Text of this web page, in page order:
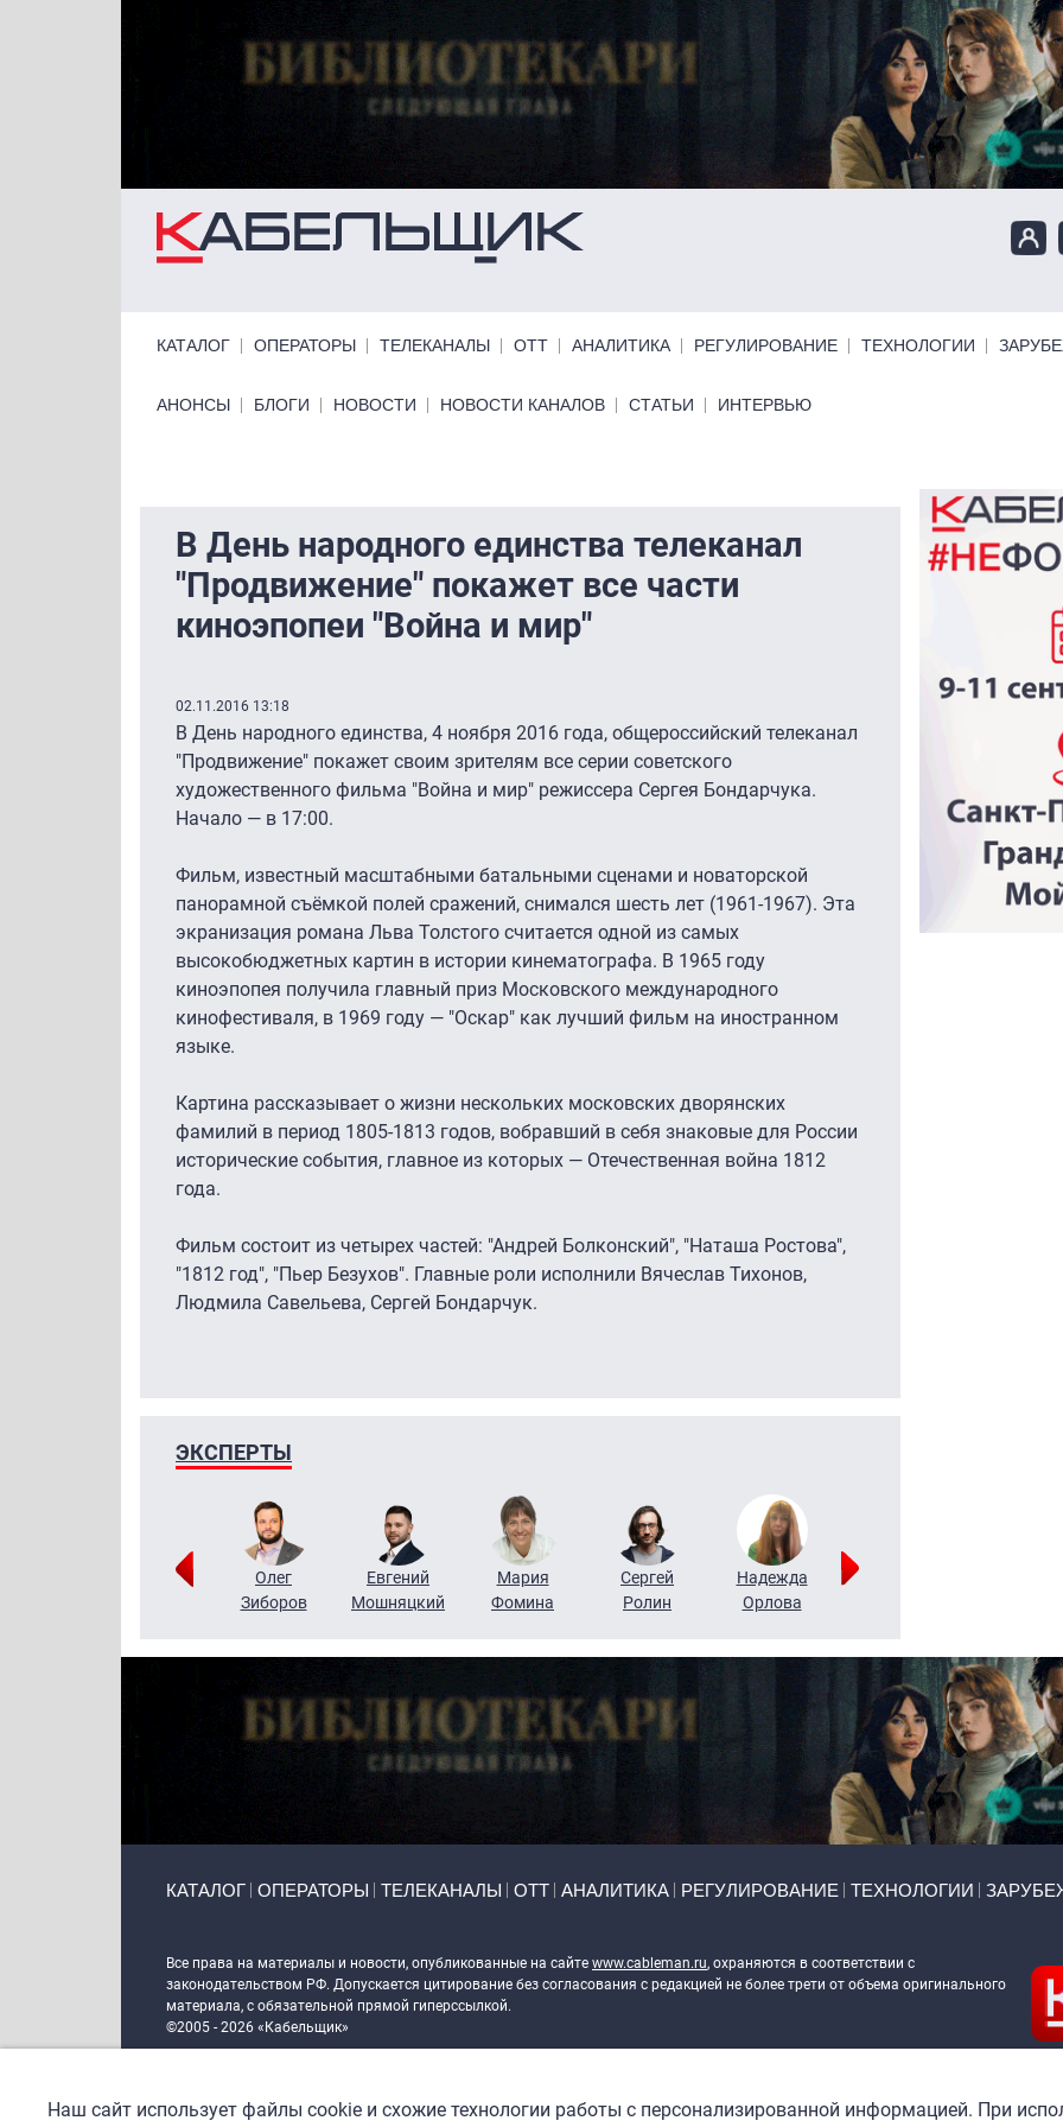
КАТАЛОГ ОПЕРАТОРЫ ТЕЛЕКАНАЛЫ ОТТ АНАЛИТИКА РЕГУЛИРОВАНИЕ ТЕХНОЛОГИИ
Primary links bottom
АНОНСЫ БЛОГИ НОВОСТИ НОВОСТИ КАНАЛОВ СТАТЬИ ИНТЕРВЬЮ
В День народного единства телеканал
"Продвижение" покажет все части
киноэпопеи "Война и мир"
02.11.2016 13:18
В День народного единства, 4 ноября 2016 года, общероссийский телеканал
"Продвижение" покажет своим зрителям все серии советского
художественного фильма "Война и мир" режиссера Сергея Бондарчука.
Начало — в 17:00.
Фильм, известный масштабными батальными сценами и новаторской
панорамной съёмкой полей сражений, снимался шесть лет (1961-1967). Эта
экранизация романа Льва Толстого считается одной из самых
высокобюджетных картин в истории кинематографа. В 1965 году
киноэпопея получила главный приз Московского международного
кинофестиваля, в 1969 году — "Оскар" как лучший фильм на иностранном
языке.
Картина рассказывает о жизни нескольких московских дворянских
фамилий в период 1805-1813 годов, вобравший в себя знаковые для России
исторические события, главное из которых — Отечественная война 1812
года.
Фильм состоит из четырех частей: "Андрей Болконский", "Наташа Ростова",
"1812 год", "Пьер Безухов". Главные роли исполнили Вячеслав Тихонов,
Людмила Савельева, Сергей Бондарчук.
ЭКСПЕРТЫ
Григорий
Олег
Зиборов
Евгений
Мошняцкий
Мария
Фомина
Сергей
Ролин
Надежда
Орлова
КАТАЛОГ ОПЕРАТОРЫ ТЕЛЕКАНАЛЫ ОТТ АНАЛИТИКА РЕГУЛИРОВАНИЕ ТЕХНОЛОГИИ
Все права на материалы и новости, опубликованные на сайте www.cableman.ru, охраняются в соответствии с
законодательством РФ. Допускается цитирование без согласования с редакцией не более трети от объема оригинального
материала, с обязательной прямой гиперссылкой.
©2005 - 2026 «Кабельщик»
DrupalCoder — поддержка сайта c 2017 года
Наш сайт использует файлы cookie и схожие технологии работы с персонализированной информацией. При